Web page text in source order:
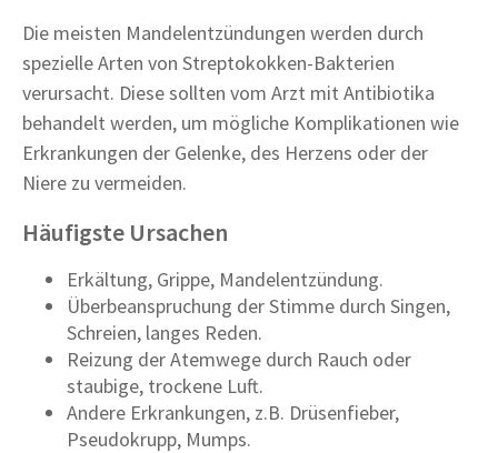
Die meisten Mandelentzündungen werden durch
spezielle Arten von Streptokokken-Bakterien
verursacht. Diese sollten vom Arzt mit Antibiotika
behandelt werden, um mögliche Komplikationen wie
Erkrankungen der Gelenke, des Herzens oder der
Niere zu vermeiden.
Häufigste Ursachen
Erkältung, Grippe, Mandelentzündung.
Überbeanspruchung der Stimme durch Singen,
Schreien, langes Reden.
Reizung der Atemwege durch Rauch oder
staubige, trockene Luft.
Andere Erkrankungen, z.B. Drüsenfieber,
Pseudokrupp, Mumps.